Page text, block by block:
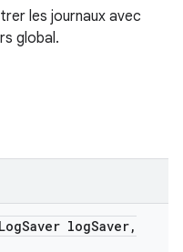
les journaux avec
global.
Saver logSaver,